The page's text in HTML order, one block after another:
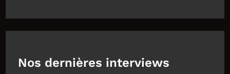
Nos dernières interviews